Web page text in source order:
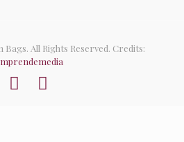
All Rights Reserved. Credits: